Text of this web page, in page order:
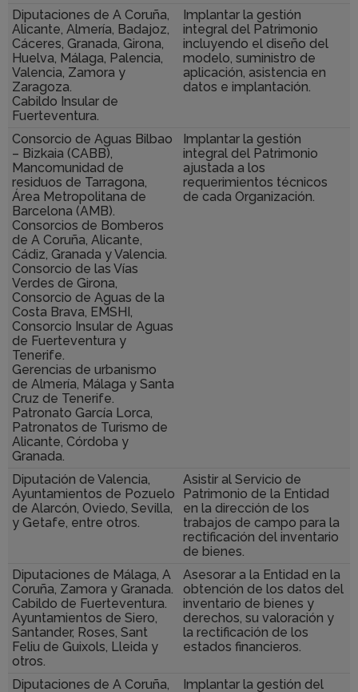
Diputaciones de A Coruña,
Alicante, Almería, Badajoz,
Cáceres, Granada, Girona,
Huelva, Málaga, Palencia,
Valencia, Zamora y
Zaragoza.
Cabildo Insular de
Fuerteventura.
Implantar la gestión
integral del Patrimonio
incluyendo el diseño del
modelo, suministro de
aplicación, asistencia en
datos e implantación.
Consorcio de Aguas Bilbao
– Bizkaia (CABB),
Mancomunidad de
residuos de Tarragona,
Área Metropolitana de
Barcelona (AMB).
Consorcios de Bomberos
de A Coruña, Alicante,
Cádiz, Granada y Valencia.
Consorcio de las Vías
Verdes de Girona,
Consorcio de Aguas de la
Costa Brava, EMSHI,
Consorcio Insular de Aguas
de Fuerteventura y
Tenerife.
Gerencias de urbanismo
de Almería, Málaga y Santa
Cruz de Tenerife.
Patronato García Lorca,
Patronatos de Turismo de
Alicante, Córdoba y
Granada.
Implantar la gestión
integral del Patrimonio
ajustada a los
requerimientos técnicos
de cada Organización.
Diputación de Valencia,
Ayuntamientos de Pozuelo
de Alarcón, Oviedo, Sevilla,
y Getafe, entre otros.
Asistir al Servicio de
Patrimonio de la Entidad
en la dirección de los
trabajos de campo para la
rectificación del inventario
de bienes.
Diputaciones de Málaga, A
Coruña, Zamora y Granada.
Cabildo de Fuerteventura.
Ayuntamientos de Siero,
Santander, Roses, Sant
Feliu de Guixols, Lleida y
otros.
Asesorar a la Entidad en la
obtención de los datos del
inventario de bienes y
derechos, su valoración y
la rectificación de los
estados financieros.
Diputaciones de A Coruña,
Implantar la gestión del